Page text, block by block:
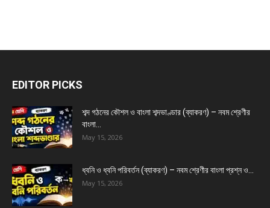
EDITOR PICKS
শব্দ গঠনের কৌশল ও বাংলা শব্দভাণ্ডার (ব্যাকরণ) – নবম শ্রেণীর
বাংলা...
May 15, 2026
ধ্বনি ও ধ্বনি পরিবর্তন (ব্যাকরণ) – নবম শ্রেণীর বাংলা প্রশ্ন ও...
May 15, 2026